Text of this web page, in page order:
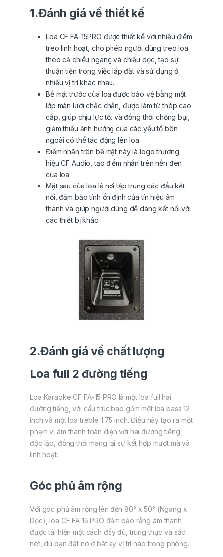
1.Đánh giá về thiết kế
Loa CF FA-15PRO được thiết kế với nhiều điểm
treo linh hoạt, cho phép người dùng treo loa
theo cả chiều ngang và chiều dọc, tạo sự
thuận tiện trong việc lắp đặt và sử dụng ở
nhiều vị trí khác nhau.
Bề mặt trước của loa được bảo vệ bằng một
lớp màn lưới chắc chắn, được làm từ thép cao
cấp, giúp chịu lực tốt và đồng thời chống bụi,
giảm thiểu ảnh hưởng của các yếu tố bên
ngoài có thể tác động lên loa.
Điểm nhấn trên bề mặt này là logo thương
hiệu CF Audio, tạo điểm nhấn trên nền đen
của loa.
Mặt sau của loa là nơi tập trung các đầu kết
nối, đảm bảo tính ổn định của tín hiệu âm
thanh và giúp người dùng dễ dàng kết nối với
các thiết bị khác.
2.Đánh giá về chất lượng
Loa full 2 đường tiếng
Loa Karaoke CF FA-15 PRO là một loa full hai
đường tiếng, với cấu trúc bao gồm một loa bass 12
inch và một loa treble 1.75 inch. Điều này tạo ra một
phạm vi âm thanh toàn diện với hai đường tiếng
độc lập, đồng thời mang lại sự kết hợp mượt mà và
linh hoạt.
Góc phủ âm rộng
Với góc phủ âm rộng lên đến 80° x 50° (Ngang x
Dọc), loa CF FA 15 PRO đảm bảo rằng âm thanh
được tái hiện một cách đầy đủ, trung thực và sắc
nét, dù bạn đặt nó ở bất kỳ vị trí nào trong phòng.